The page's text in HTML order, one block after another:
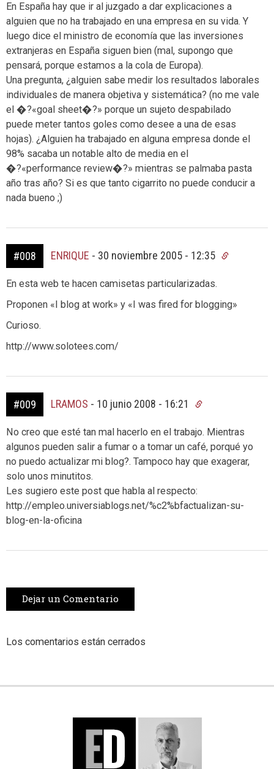
En España hay que ir al juzgado a dar explicaciones a
alguien que no ha trabajado en una empresa en su vida. Y
luego dice el ministro de economía que las inversiones
extranjeras en España siguen bien (mal, supongo que
pensará, porque estamos a la cola de Europa).
Una pregunta, ¿alguien sabe medir los resultados laborales
individuales de manera objetiva y sistemática? (no me vale
el �?«goal sheet�?» porque un sujeto despabilado
puede meter tantos goles como desee a una de esas
hojas). ¿Alguien ha trabajado en alguna empresa donde el
98% sacaba un notable alto de media en el
�?«performance review�?» mientras se palmaba pasta
año tras año? Si es que tanto cigarrito no puede conducir a
nada bueno ;)
#008 ENRIQUE - 30 noviembre 2005 - 12:35
En esta web te hacen camisetas particularizadas.
Proponen «I blog at work» y «I was fired for blogging»
Curioso.
http://www.solotees.com/
#009 LRAMOS - 10 junio 2008 - 16:21
No creo que esté tan mal hacerlo en el trabajo. Mientras
algunos pueden salir a fumar o a tomar un café, porqué yo
no puedo actualizar mi blog?. Tampoco hay que exagerar,
solo unos minutitos.
Les sugiero este post que habla al respecto:
http://empleo.universiablogs.net/%c2%bfactualizan-su-
blog-en-la-oficina
Dejar un Comentario
Los comentarios están cerrados